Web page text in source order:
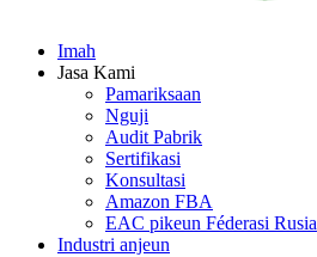
Imah
Jasa Kami
Pamariksaan
Nguji
Audit Pabrik
Sertifikasi
Konsultasi
Amazon FBA
EAC pikeun Féderasi Rusia
Industri anjeun